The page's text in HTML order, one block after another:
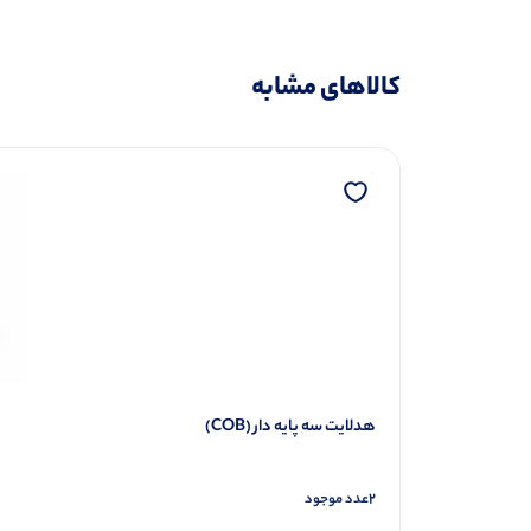
کالاهای مشابه
هدلایت سه پایه دار (COB)
2عدد موجود